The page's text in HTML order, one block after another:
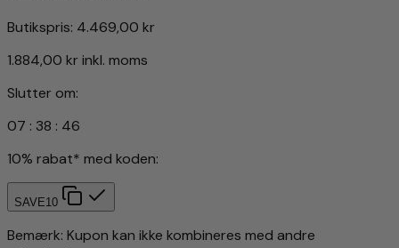
Butikspris: 4.469,00 kr
1.884,00 kr inkl. moms
Slutter om:
07 : 38 : 43
10% rabat* med koden:
SAVE10
Bemærk: Kupon kan ikke kombineres med andre